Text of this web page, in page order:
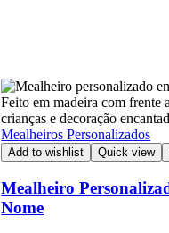
Mealheiros Personalizados
Add to wishlist Quick view
Mealheiro
Nome